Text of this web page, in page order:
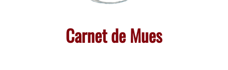
Carnet de Mues